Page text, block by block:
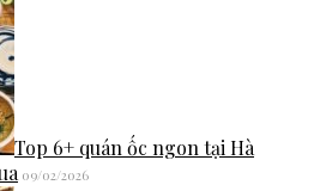
Top 6+ quán ốc ngon tại Hà
09/02/2026